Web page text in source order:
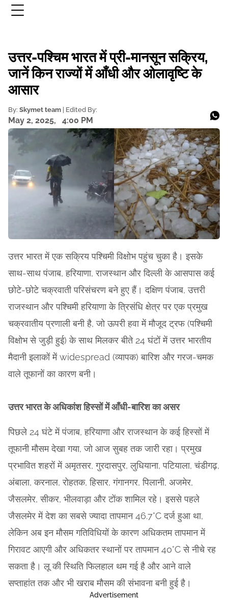
उत्तर-पश्चिम भारत में प्री-मानसून सक्रिय,
जानें किन राज्यों में आँधी और ओलावृष्टि के
आसार
By: Skymet team | Edited By:
May 2, 2025, 4:00 PM
उत्तर भारत में एक सक्रिय पश्चिमी विक्षोभ पहुंच चुका है। इसके
साथ-साथ पंजाब, हरियाणा, राजस्थान और दिल्ली के आसपास कई
छोटे-छोटे चक्रवाती परिसंचरण बने हुए हैं। दक्षिण पंजाब, उत्तरी
राजस्थान और पश्चिमी हरियाणा के त्रिसंधि क्षेत्र पर एक प्रमुख
चक्रवातीय प्रणाली बनी है, जो ऊपरी हवा में मौजूद ट्रफ (पश्चिमी
विक्षोभ से जुड़ी हुई) के साथ मिलकर बीते 24 घंटों में उत्तर भारतीय
मैदानी इलाकों में widespread (व्यापक) बारिश और गरज-चमक
वाले तूफानों का कारण बनी।
उत्तर भारत के अधिकांश हिस्सों में आँधी-बारिश का असर
पिछले 24 घंटे में पंजाब, हरियाणा और राजस्थान के कई हिस्सों में
तूफानी मौसम देखा गया, जो आज सुबह तक जारी रहा। प्रमुख
प्रभावित शहरों में अमृतसर, गुरदासपुर, लुधियाना, पटियाला, चंडीगढ़,
अंबाला, करनाल, रोहतक, हिसार, गंगानगर, पिलानी, अजमेर,
जैसलमेर, सीकर, भीलवाड़ा और टोंक शामिल रहे। इससे पहले
जैसलमेर में देश का सबसे ज्यादा तापमान 46.7°C दर्ज हुआ था,
लेकिन अब इन मौसम गतिविधियों के कारण अधिकतम तापमान में
गिरावट आएगी और अधिकतर स्थानों पर तापमान 40°C से नीचे रह
सकता है। लू की स्थिति फिलहाल थम गई है और आने वाले
सप्ताहांत तक और भी खराब मौसम की संभावना बनी हुई है।
Advertisement